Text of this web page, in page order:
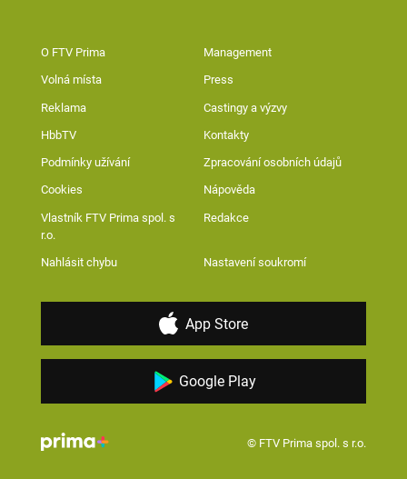
O FTV Prima Management
Volná místa Press
Reklama Castingy a výzvy
HbbTV Kontakty
Podmínky užívání Zpracování osobních údajů
Cookies Nápověda
Vlastník FTV Prima spol. s
r.o.
Redakce
Nahlásit chybu Nastavení soukromí
App Store
Google Play
© FTV Prima spol. s r.o.